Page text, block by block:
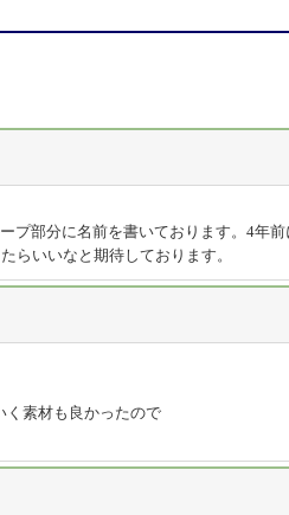
部分に名前を書いております。4年
らいいなと期待しております。
く素材も良かったので